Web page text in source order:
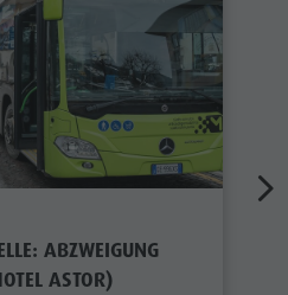
ABZWEIGUNG
ASTOR)